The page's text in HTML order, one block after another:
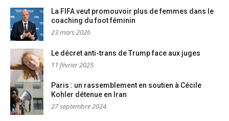
La FIFA veut promouvoir plus de femmes dans le
coaching du foot féminin
23 mars 2026
Le décret anti-trans de Trump face aux juges
11 février 2025
Paris : un rassemblement en soutien à Cécile
Kohler détenue en Iran
27 septembre 2024